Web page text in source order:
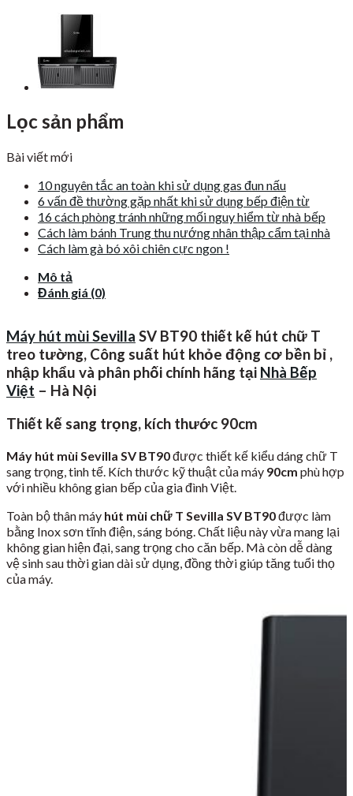
Lọc sản phẩm
Bài viết mới
10 nguyên tắc an toàn khi sử dụng gas đun nấu
6 vấn đề thường gặp nhất khi sử dụng bếp điện từ
16 cách phòng tránh những mối nguy hiểm từ nhà bếp
Cách làm bánh Trung thu nướng nhân thập cẩm tại nhà
Cách làm gà bó xôi chiên cực ngon !
Mô tả
Đánh giá (0)
Máy hút mùi Sevilla SV BT90 thiết kế hút chữ T
treo tường, Công suất hút khỏe động cơ bền bỉ ,
nhập khẩu và phân phối chính hãng tại Nhà Bếp
Việt – Hà Nội
Thiết kế sang trọng, kích thước 90cm
Máy hút mùi Sevilla SV BT90được thiết kế kiểu dáng chữ T
sang trọng, tinh tế. Kích thước kỹ thuật của máy 90cm phù hợp
với nhiều không gian bếp của gia đình Việt.
Toàn bộ thân máy hút mùi chữ T Sevilla SV BT90được làm
bằng Inox sơn tĩnh điện, sáng bóng. Chất liệu này vừa mang lại
không gian hiện đại, sang trọng cho căn bếp. Mà còn dễ dàng
vệ sinh sau thời gian dài sử dụng, đồng thời giúp tăng tuổi thọ
của máy.